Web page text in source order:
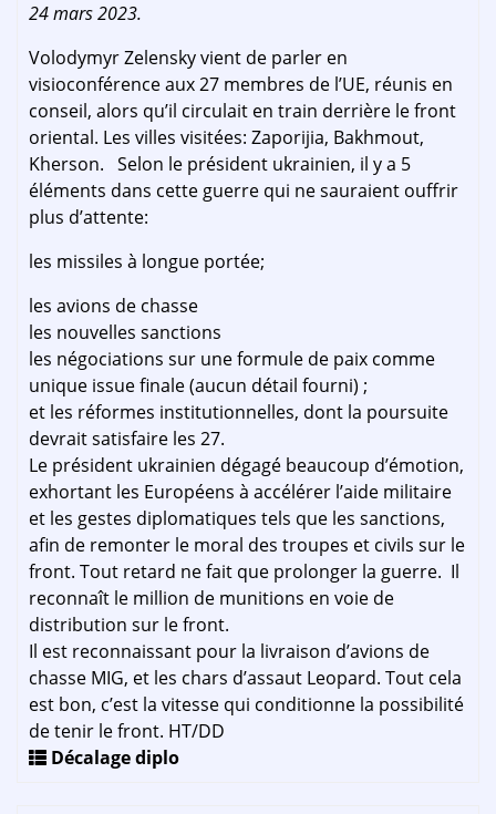
24 mars 2023.
Volodymyr Zelensky vient de parler en
visioconférence aux 27 membres de l’UE, réunis en
conseil, alors qu’il circulait en train derrière le front
oriental. Les villes visitées: Zaporijia, Bakhmout,
Kherson. Selon le président ukrainien, il y a 5
éléments dans cette guerre qui ne sauraient ouffrir
plus d’attente:
les missiles à longue portée;
les avions de chasse
les nouvelles sanctions
les négociations sur une formule de paix comme
unique issue finale (aucun détail fourni) ;
et les réformes institutionnelles, dont la poursuite
devrait satisfaire les 27.
Le président ukrainien dégagé beaucoup d’émotion,
exhortant les Européens à accélérer l’aide militaire
et les gestes diplomatiques tels que les sanctions,
afin de remonter le moral des troupes et civils sur le
front. Tout retard ne fait que prolonger la guerre. Il
reconnaît le million de munitions en voie de
distribution sur le front.
Il est reconnaissant pour la livraison d’avions de
chasse MIG, et les chars d’assaut Leopard. Tout cela
est bon, c’est la vitesse qui conditionne la possibilité
de tenir le front. HT/DD
Décalage diplo